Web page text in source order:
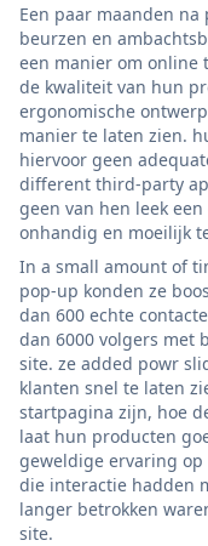
Een paar maanden
beurzen en
een manier om online
de kwaliteit van hun
ergonomische
manier te laten zien.
hiervoor geen
different third-party
geen van hen leek
onhandig en moeilijk
In a small amount of
pop-up konden ze
dan 600 echte
dan 6000 volgers met
site. ze added powr
klanten snel te laten
startpagina zijn, hoe
laat hun producten
geweldige ervaring
die interactie hadden
langer betrokken
site.